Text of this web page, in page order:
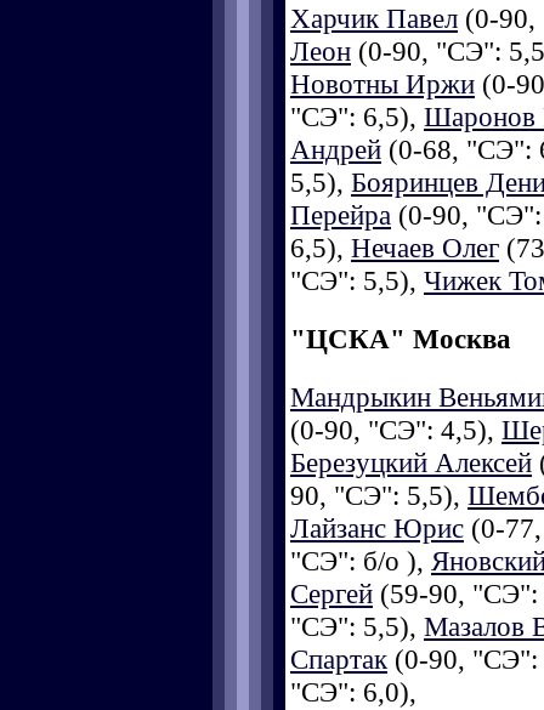
Харчик Павел (0-
Леон (0-90, "СЭ":
Новотны Иржи (0-
"СЭ": 6,5), Шаронов
Андрей (0-68, "СЭ":
5,5), Бояринцев
Перейра (0-90,
6,5), Нечаев Олег
"СЭ": 5,5), Чижек
"ЦСКА" Москва
Мандрыкин
(0-90, "СЭ": 4,5),
Березуцкий Алексей
90, "СЭ": 5,5),
Лайзанс Юрис (0-
"СЭ": б/о ),
Сергей (59-90,
"СЭ": 5,5), Мазалов
Спартак (0-90,
"СЭ": 6,0),